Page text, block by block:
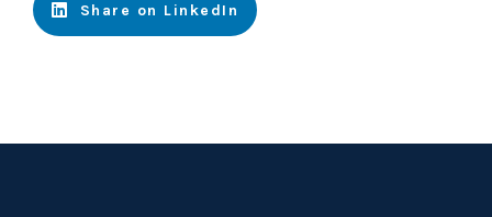
Share on LinkedIn